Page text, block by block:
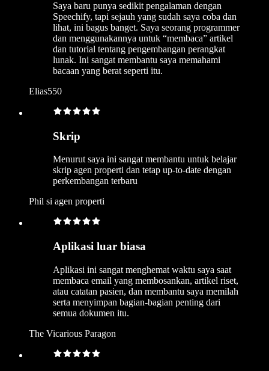
Saya baru punya sedikit pengalaman dengan
Speechify, tapi sejauh yang sudah saya coba dan
lihat, ini bagus banget. Saya seorang programmer
dan menggunakannya untuk “membaca” artikel
dan tutorial tentang pengembangan perangkat
lunak. Ini sangat membantu saya memahami
bacaan yang berat seperti itu.
Elias550
Skrip
Menurut saya ini sangat membantu untuk belajar
skrip agen properti dan tetap up-to-date dengan
perkembangan terbaru
Phil si agen properti
Aplikasi luar biasa
Aplikasi ini sangat menghemat waktu saya saat
membaca email yang membosankan, artikel riset,
atau catatan pasien, dan membantu saya memilah
serta menyimpan bagian-bagian penting dari
semua dokumen itu.
The Vicarious Paragon